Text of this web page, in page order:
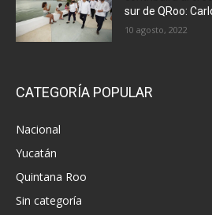
sur de QRoo:
10 agosto, 2022
CATEGORÍA POPULAR
Nacional
Yucatán
Quintana Roo
Sin categoría